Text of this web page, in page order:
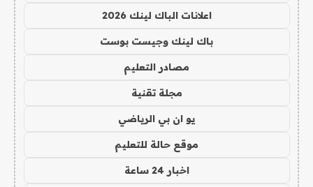
اعلانات الباك لينك 2026
باك لينك وجيست بوست
مصادر التعليم
مجلة تقنية
يو ان بي الرياضي
موقع حالة للتعليم
اخبار 24 ساعة